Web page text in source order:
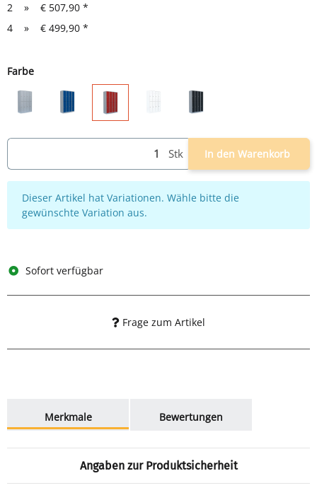
2
» € 507,90 *
4
» € 499,90 *
Farbe
Stk In den Warenkorb
x
Dieser Artikel hat Variationen. Wähle bitte die
gewünschte Variation aus.
Sofort verfügbar
Frage zum Artikel
Merkmale
Bewertungen
Angaben zur Produktsicherheit